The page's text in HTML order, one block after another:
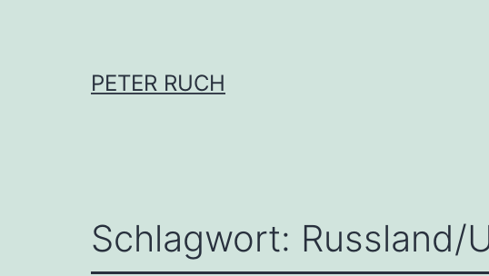
PETER RUCH
Schlagwort: Russland/